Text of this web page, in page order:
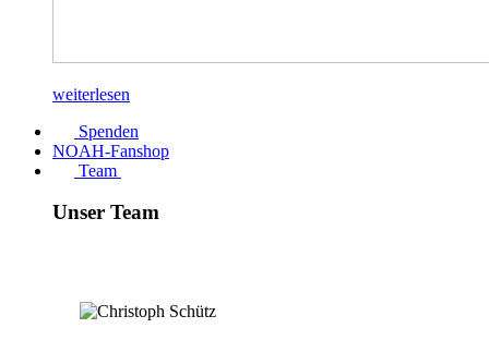
weiterlesen
Spenden
NOAH-Fanshop
Team
Unser Team